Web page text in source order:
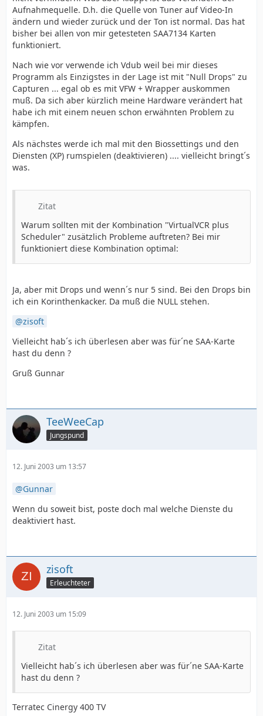
Aufnahmequelle. D.h. die Quelle von Tuner auf Video-In
ändern und wieder zurück und der Ton ist normal. Das hat
bisher bei allen von mir getesteten SAA7134 Karten
funktioniert.
Nach wie vor verwende ich Vdub weil bei mir dieses
Programm als Einzigstes in der Lage ist mit "Null Drops" zu
Capturen ... egal ob es mit VFW + Wrapper auskommen
muß. Da sich aber kürzlich meine Hardware verändert hat
habe ich mit einem neuen schon erwähnten Problem zu
kämpfen.
Als nächstes werde ich mal mit den Biossettings und den
Diensten (XP) rumspielen (deaktivieren) .... vielleicht bringt´s
was.
Zitat
Warum sollten mit der Kombination "VirtualVCR plus
Scheduler" zusätzlich Probleme auftreten? Bei mir
funktioniert diese Kombination optimal:
Ja, aber mit Drops und wenn´s nur 5 sind. Bei den Drops bin
ich ein Korinthenkacker. Da muß die NULL stehen.
zisoft
Vielleicht hab´s ich überlesen aber was für´ne SAA-Karte
hast du denn ?
Gruß Gunnar
TeeWeeCap
Jungspund
12. Juni 2003 um 13:57
Gunnar
Wenn du soweit bist, poste doch mal welche Dienste du
deaktiviert hast.
zisoft
Erleuchteter
12. Juni 2003 um 15:09
Zitat
Vielleicht hab´s ich überlesen aber was für´ne SAA-Karte
hast du denn ?
Terratec Cinergy 400 TV